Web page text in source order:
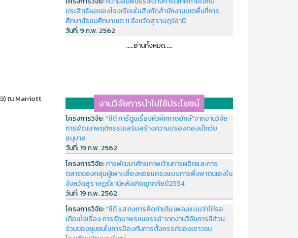
ณ Marriott
ประสิทธิผลของโรงเรียนในสังกัดสำนักงานเขตพื้นที่การ
ศึกษามัธยมศึกษาเขต 11 จังหวัดสุราษฎร์ธานี
วันที่:9 ก.พ. 2562
.....อ่านทั้งหมด.....
งานวิจัยการนำไปใช้ประโยชน์
โครงการวิจัย:“ซีดี การ์ตูนเรื่องหัวผักกาดยักษ์”จากงานวิจัย
การพัฒนาพฤติกรรมเสริมสร้างความปรองดองเด็กวัย
อนุบาล
วันที่:19 ก.พ. 2562
โครงการวิจัย:การพัฒนาศักยภาพด้านการผลิตและการ
ตลาดของกลุ่มผู้เพาะเลี้ยงหอยแครงแบบการพึ่งพาตนเองใน
จังหวัดสุราษฏร์ธานีหลังเกิดอุทกภัยปี2554
วันที่:19 ก.พ. 2562
โครงการวิจัย:“ซีดี แสดงการคิดท่าเต้น เพลงแบบว่าให้รอ
เตือนใจเรื่อง การรักษาพรหมจรรย์”จากงานวิจัยการมีส่วน
ร่วมของชุมชนในการป้องกันการตั้งครรภ์ของเยาวชน